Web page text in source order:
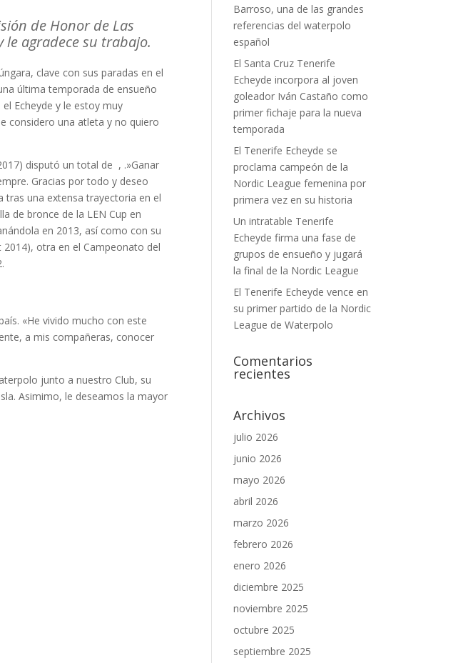
de Honor de Las
le agradece su trabajo.
clave con sus paradas en el
última temporada de ensueño
Echeyde y le estoy muy
considero una atleta y no quiero
disputó un total de , .»Ganar
Gracias por todo y deseo
tras una extensa trayectoria en el
de bronce de la LEN Cup en
en 2013, así como con su
2014), otra en el Campeonato del
«He vivido mucho con este
a mis compañeras, conocer
junto a nuestro Club, su
Asimimo, le deseamos la mayor
Barroso, una de las grandes
referencias del waterpolo
español
El Santa Cruz Tenerife
Echeyde incorpora al joven
goleador Iván Castaño como
primer fichaje para la nueva
temporada
El Tenerife Echeyde se
proclama campeón de la
Nordic League femenina por
primera vez en su historia
Un intratable Tenerife
Echeyde firma una fase de
grupos de ensueño y jugará
la final de la Nordic League
El Tenerife Echeyde vence en
su primer partido de la Nordic
League de Waterpolo
Comentarios
recientes
Archivos
julio 2026
junio 2026
mayo 2026
abril 2026
marzo 2026
febrero 2026
enero 2026
diciembre 2025
noviembre 2025
octubre 2025
septiembre 2025